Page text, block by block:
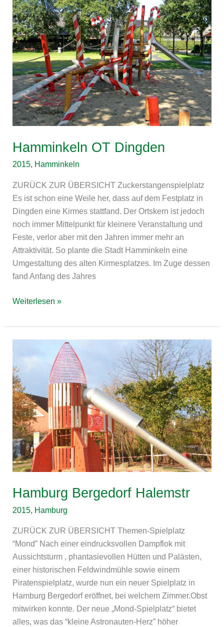
Hamminkeln OT Dingden
2015, Hamminkeln
ZURÜCK ZUR ÜBERSICHT Zuckerstangenspielplatz
Es ist schon eine Weile her, dass auf dem Festplatz in
Dingden eine Kirmes stattfand. Der Ortskern ist jedoch
noch immer Mittelpunkt für kleinere Veranstaltung und
Feste, verlor aber mit den Jahren immer mehr an
Attraktivität. So plante die Stadt Hamminkeln eine
Umgestaltung des alten Kirmesplatzes. Im Zuge dessen
fand Anfang des Jahres
OT
Dingden
Weiterlesen »
Hamburg Bergedorf Halemstr
2015, Hamburg
ZURÜCK ZUR ÜBERSICHT Themen-Spielplatz
“Mond” Nach einer eindrucksvollen Dampflok mit
Aussichtsturm , phantasievollen Hütten und Palästen,
einer historischen Feldwindmühle sowie einem
Piratenspielplatz, wurde nun ein neuer Spielplatz in
Hamburg Bergedorf eröffnet, bei welchem Zimmer.Obst
mitwirken konnte. Der neue „Mond-Spielplatz“ bietet
alles, was das “kleine Astronauten-Herz” höher
Bergedorf
Halemstr